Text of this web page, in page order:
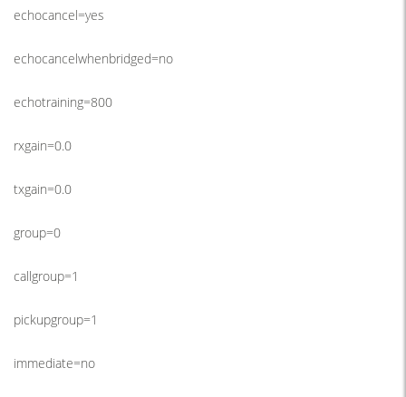
echocancel=yes
echocancelwhenbridged=no
echotraining=800
rxgain=0.0
txgain=0.0
group=0
callgroup=1
pickupgroup=1
immediate=no